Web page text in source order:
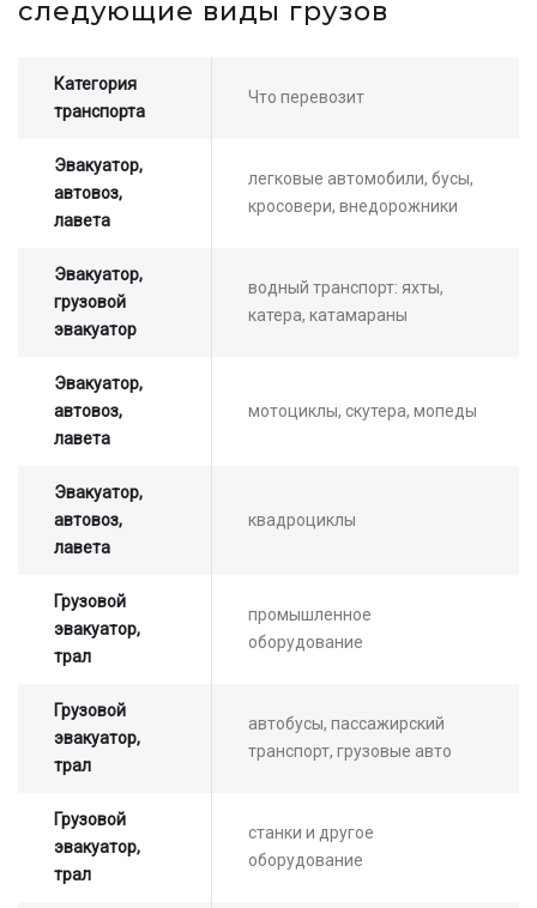
следующие виды грузов
Категория
транспорта
Что перевозит
Эвакуатор,
автовоз,
лавета
легковые автомобили, бусы,
кросовери, внедорожники
Эвакуатор,
грузовой
эвакуатор
водный транспорт: яхты,
катера, катамараны
Эвакуатор,
автовоз,
лавета
мотоциклы, скутера, мопеды
Эвакуатор,
автовоз,
лавета
квадроциклы
Грузовой
эвакуатор,
трал
промышленное
оборудование
Грузовой
эвакуатор,
трал
автобусы, пассажирский
транспорт, грузовые авто
Грузовой
эвакуатор,
трал
станки и другое
оборудование
оператором